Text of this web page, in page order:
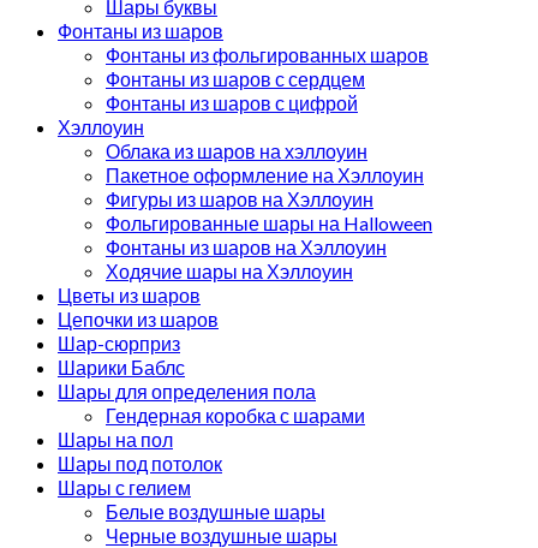
Шары буквы
Фонтаны из шаров
Фонтаны из фольгированных шаров
Фонтаны из шаров с сердцем
Фонтаны из шаров с цифрой
Хэллоуин
Облака из шаров на хэллоуин
Пакетное оформление на Хэллоуин
Фигуры из шаров на Хэллоуин
Фольгированные шары на Halloween
Фонтаны из шаров на Хэллоуин
Ходячие шары на Хэллоуин
Цветы из шаров
Цепочки из шаров
Шар-сюрприз
Шарики Баблс
Шары для определения пола
Гендерная коробка с шарами
Шары на пол
Шары под потолок
Шары с гелием
Белые воздушные шары
Черные воздушные шары